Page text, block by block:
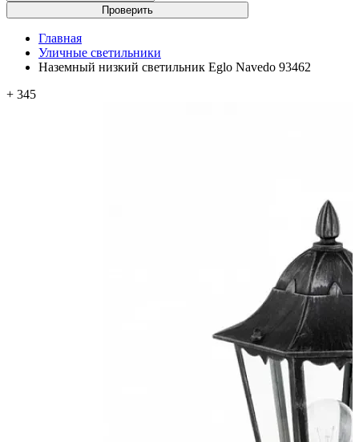
Проверить
Главная
Уличные светильники
Наземный низкий светильник Eglo Navedo 93462
+ 345